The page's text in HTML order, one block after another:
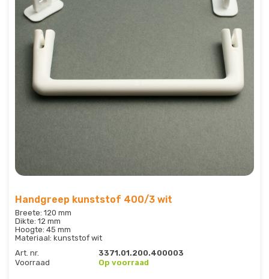
Handgreep kunststof 400/3 wit
Breete: 120 mm
Dikte: 12 mm
Hoogte: 45 mm
Materiaal: kunststof wit
Art. nr.
3371.01.200.400003
Voorraad
Op voorraad